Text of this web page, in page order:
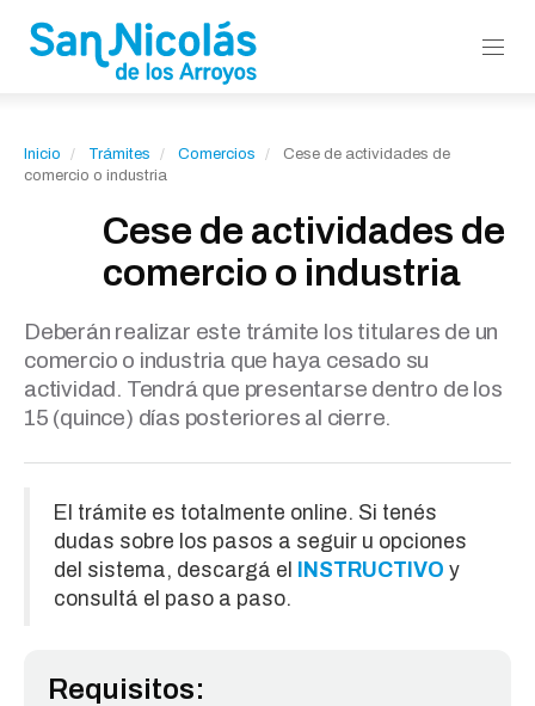
Inicio Trámites Comercios
Cese de actividades de
comercio o industria
Cese de actividades de
comercio o industria
Deberán realizar este trámite los titulares de un
comercio o industria que haya cesado su
actividad. Tendrá que presentarse dentro de los
15 (quince) días posteriores al cierre.
El trámite es totalmente online. Si tenés
dudas sobre los pasos a seguir u opciones
del sistema, descargá el
INSTRUCTIVO y
consultá el paso a paso.
Requisitos: